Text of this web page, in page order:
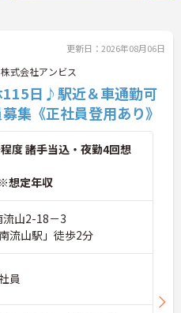
更新日：2026年08月06日
株式会社アンビス
115日♪駅近＆車通勤可
集《正社員登用あり》
度 諸手当込・夜勤4回想
想定年収
流山2-18－3
流山駅」徒歩2分
員